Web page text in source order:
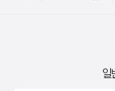
일